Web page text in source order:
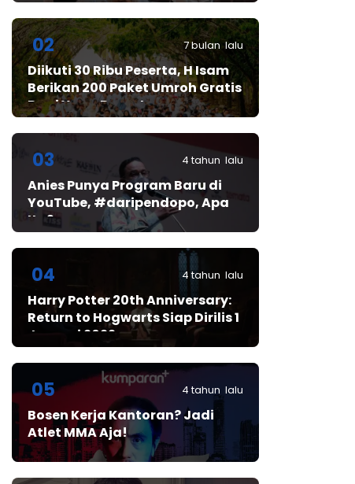
02 7 bulan lalu
Diikuti 30 Ribu Peserta, H Isam
Berikan 200 Paket Umroh Gratis
Bagi Yang Beruntung
03 4 tahun lalu
Anies Punya Program Baru di
YouTube, #daripendopo, Apa
Itu?
04 4 tahun lalu
Harry Potter 20th Anniversary:
Return to Hogwarts Siap Dirilis 1
Januari 2022
05 4 tahun lalu
Bosen Kerja Kantoran? Jadi
Atlet MMA Aja!